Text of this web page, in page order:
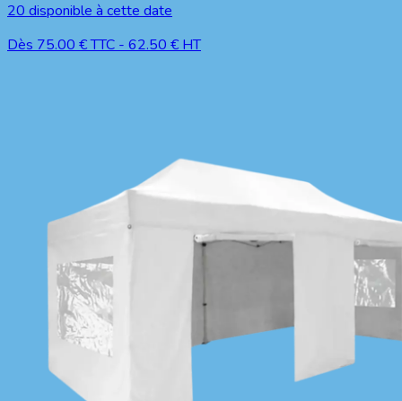
20 disponible à cette date
Dès 75.00 € TTC - 62.50 € HT